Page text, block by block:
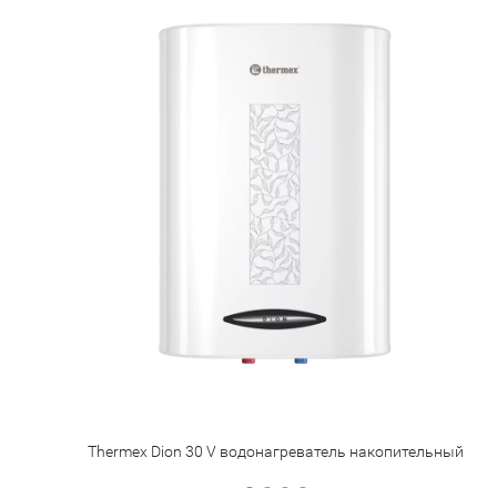
Thermex Dion 30 V водонагреватель накопительный